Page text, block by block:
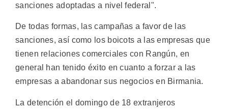
sanciones adoptadas a nivel federal".
De todas formas, las campañas a favor de las
sanciones, así como los boicots a las empresas que
tienen relaciones comerciales con Rangún, en
general han tenido éxito en cuanto a forzar a las
empresas a abandonar sus negocios en Birmania.
La detención el domingo de 18 extranjeros